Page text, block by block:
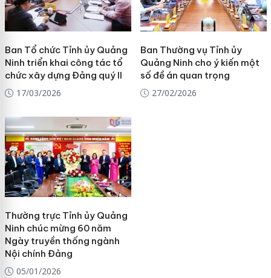
Ban Tổ chức Tỉnh ủy Quảng
Ninh triển khai công tác tổ
chức xây dựng Đảng quý II
17/03/2026
Ban Thường vụ Tỉnh ủy
Quảng Ninh cho ý kiến một
số đề án quan trọng
27/02/2026
Thường trực Tỉnh ủy Quảng
Ninh chúc mừng 60 năm
Ngày truyền thống ngành
Nội chính Đảng
05/01/2026